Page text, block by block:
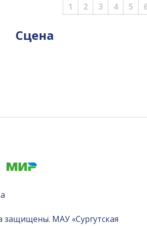
1
2 3 4 5
Сцена
защищены. МАУ «Сургутская